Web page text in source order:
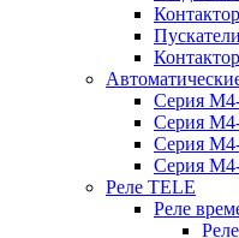
Серия
Серия
Серия
Серия
Реле TELE
Реле